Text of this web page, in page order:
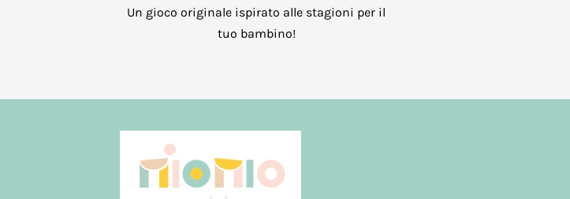
Un gioco originale ispirato alle stagioni per il
tuo bambino!